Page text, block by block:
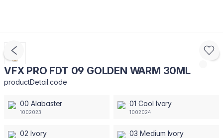
VFX PRO FDT 09 GOLDEN WARM 30ML
productDetail.code
00 Alabaster
1002023
01 Cool Ivory
1002024
02 Ivory 03 Medium Ivory